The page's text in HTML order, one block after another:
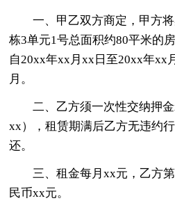
一、甲乙双方商定，甲方
栋3单元1号总面积约80平米的
自20xx年xx月xx日至20xx年xx
月。
二、乙方须一次性交纳押
xx），租赁期满后乙方无违约
还。
三、租金每月xx元，乙方
民币xx元。